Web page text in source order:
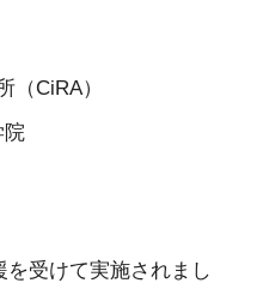
（CiRA）
院
受けて実施されまし